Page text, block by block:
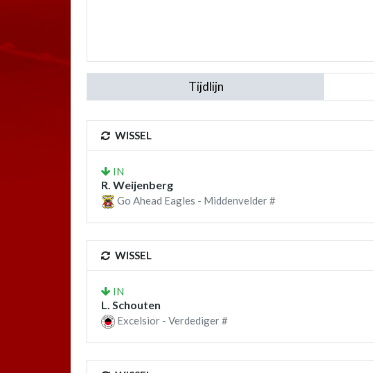
Tijdlijn
WISSEL
IN
R. Weijenberg
Go Ahead Eagles - Middenvelder #
WISSEL
IN
L. Schouten
Excelsior - Verdediger #